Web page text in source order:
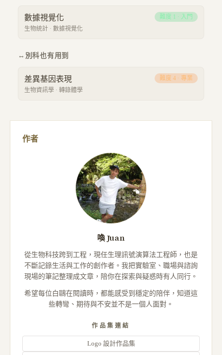
數據視覺化
生物統計 · 數據視覺化
難度 1 · 入門
↔ 別科也有用到
差異基因表現
生物資訊學 · 轉錄體學
難度 4 · 專業
作者
喚 Juan
從生物科技跨到工程，現任生理訊號演算法工程師，也是
不斷記錄生活與工作的創作者。我把實驗室、職場與諮詢
現場的筆記整理成文章，陪你在探索與疑惑時有人同行。
希望每位白鷗在閱讀時，都能感受到穩定的陪伴，知道這
些轉彎、期待與不安並不是一個人面對。
作品集連結
Logo 設計作品集